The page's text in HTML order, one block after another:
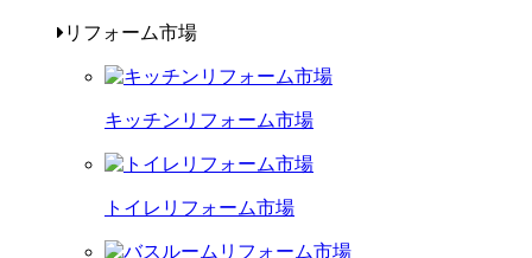
リフォーム市場
キッチンリフォーム市場
トイレリフォーム市場